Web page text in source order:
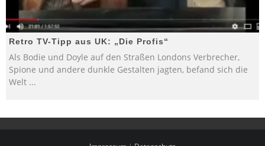
Retro TV-Tipp aus UK: „Die Profis“
Als Bodie und Doyle auf den Straßen Londons Verbrecher,
Spione und andere dunkle Gestalten jagten, befand sich die
Welt ...